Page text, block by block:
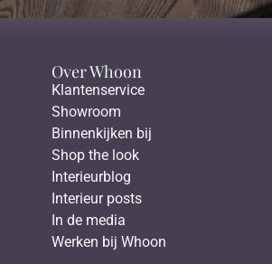
Over Whoon
Klantenservice
Showroom
Binnenkijken bij
Shop the look
Interieurblog
Interieur posts
In de media
Werken bij Whoon